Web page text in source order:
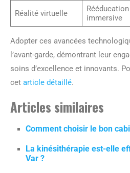
Réalité virtuelle
Rééducation
immersive
Adopter ces avancées
l’avant-garde, démontrant leur
soins d’excellence et innovants.
cet article détaillé.
Articles similaires
Comment choisir le bon
La kinésithérapie est-elle
Var ?